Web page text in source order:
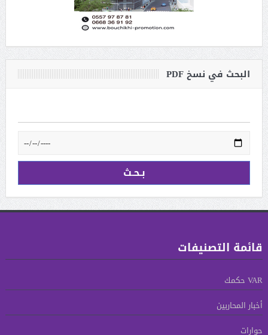
البحث في نسخ PDF
قائمة التصنيفات
VAR حكمك
أخبار المحاربين
حوارات